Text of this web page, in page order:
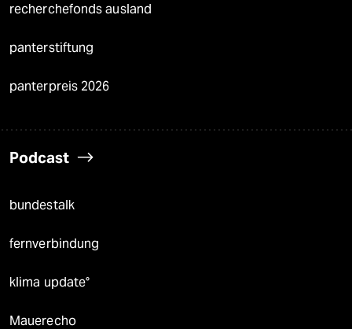
recherchefonds ausland
panterstiftung
panterpreis 2026
Podcast
bundestalk
fernverbindung
klima update°
Mauerecho